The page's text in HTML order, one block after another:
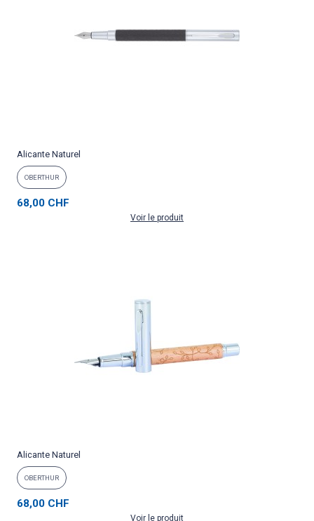
Alicante Naturel
OBERTHUR
68,00 CHF
Voir le produit
Alicante Naturel
OBERTHUR
68,00 CHF
Voir le produit